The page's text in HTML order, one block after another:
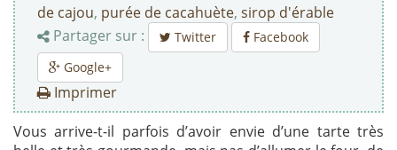
de cajou, purée de cacahuète, sirop d'érable
Partager sur :
Twitter
Facebook
Google+
Imprimer
Vous arrive-t-il parfois d’avoir envie d’une tarte très